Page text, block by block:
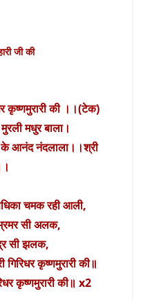
जी की
कृष्णमुरारी की ।।(टेक)
मधुर बाला।
आनंद नंदलाला।।श्री
चमक रही आली,
सी अलक,
सी झलक,
गिरिधर कृष्णमुरारी की॥
कृष्णमुरारी की॥ x2